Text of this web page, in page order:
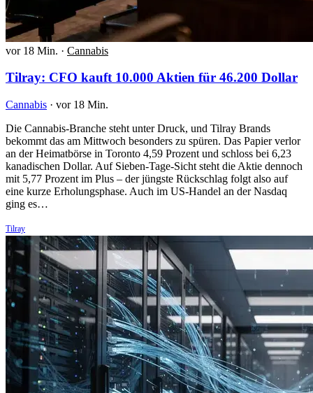
vor 18 Min. · Cannabis
Tilray: CFO kauft 10.000 Aktien für 46.200 Dollar
Cannabis · vor 18 Min.
Die Cannabis-Branche steht unter Druck, und Tilray Brands
bekommt das am Mittwoch besonders zu spüren. Das Papier verlor
an der Heimatbörse in Toronto 4,59 Prozent und schloss bei 6,23
kanadischen Dollar. Auf Sieben-Tage-Sicht steht die Aktie dennoch
mit 5,77 Prozent im Plus – der jüngste Rückschlag folgt also auf
eine kurze Erholungsphase. Auch im US-Handel an der Nasdaq
ging es…
Tilray